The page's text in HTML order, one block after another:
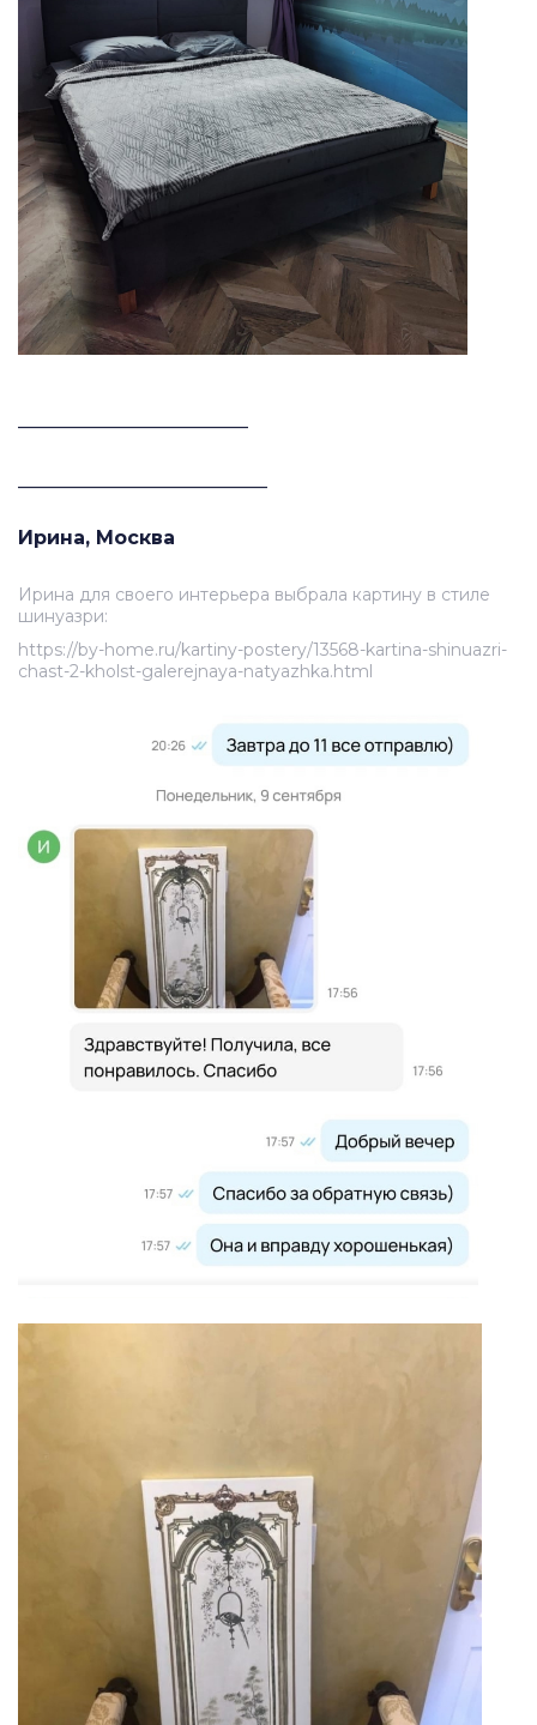
Ирина, Москва
Ирина для своего интерьера выбрала картину в стиле
шинуазри:
https://by-home.ru/kartiny-postery/13568-kartina-shinuazri-
chast-2-kholst-galerejnaya-natyazhka.html